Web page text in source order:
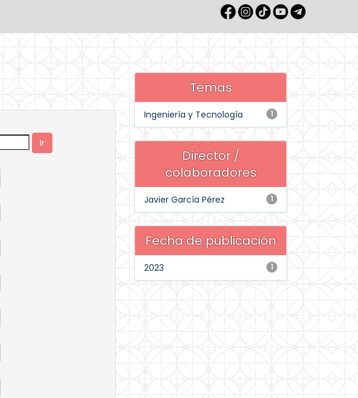
Temas
1
Ingeniería y Tecnología
Director /
colaboradores
1
Javier García Pérez
Fecha de publicación
1
2023